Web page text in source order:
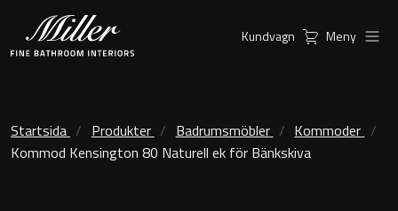
Kommoder
Serier
Ambient Speglar
Kundvagn Meny
Startsida Produkter Badrumsmöbler
Kommoder
Kommod Kensington 80 Naturell ek för Bänkskiva